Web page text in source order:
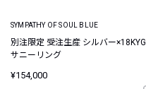
SYMPATHY OF SOUL BLUE
別注限定 受注生産 シルバー×18KYG
サニーリング
¥154,000